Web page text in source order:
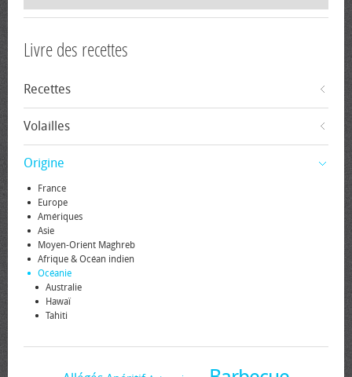
Livre des recettes
Recettes
Volailles
Origine
France
Europe
Amériques
Asie
Moyen-Orient Maghreb
Afrique & Océan indien
Océanie
Australie
Hawaï
Tahiti